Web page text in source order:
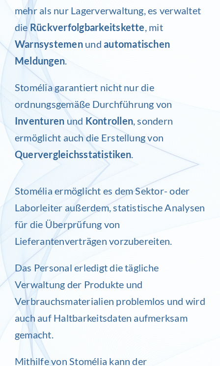
mehr als nur Lagerverwaltung, es verwaltet
dieRückverfolgbarkeitskette, mit
Warnsystemenundautomatischen
Meldungen.
Stoméliagarantiert nicht nur die
ordnungsgemäße Durchführung von
Inventuren und Kontrollen, sondern
ermöglicht auch die Erstellung von
Quervergleichsstatistiken.
Stomélia ermöglicht es dem Sektor- oder
Laborleiter außerdem, statistische Analysen
für die Überprüfung von
Lieferantenverträgen vorzubereiten.
Das Personal erledigt die tägliche
Verwaltung der Produkte und
Verbrauchsmaterialien problemlos und wird
auch auf Haltbarkeitsdaten aufmerksam
gemacht.
Mithilfe vonStomélia kann der